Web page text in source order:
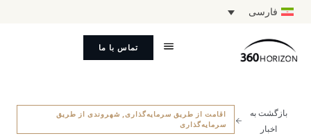
فارسی
تماس با ما
بازگشت به
اخبار
اقامت از طریق سرمایه‌گذاری, شهروندی از طریق
سرمایه‌گذاری